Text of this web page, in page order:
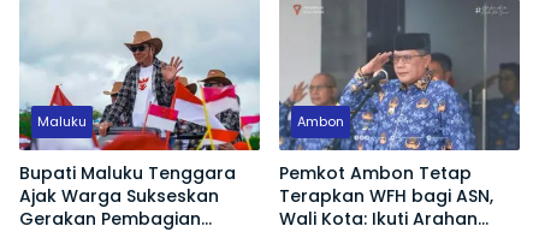
Maluku
Bupati Maluku Tenggara
Ajak Warga Sukseskan
Gerakan Pembagian
Ambon
Pemkot Ambon Tetap
Terapkan WFH bagi ASN,
Wali Kota: Ikuti Arahan